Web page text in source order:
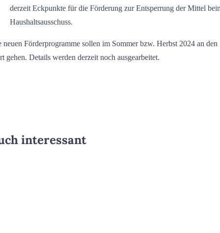
derzeit Eckpunkte für die Förderung zur Entsperrung der Mittel
Haushaltsausschuss.
neuen Förderprogramme sollen im Sommer bzw. Herbst 2024 an den
gehen. Details werden derzeit noch ausgearbeitet.
interessant